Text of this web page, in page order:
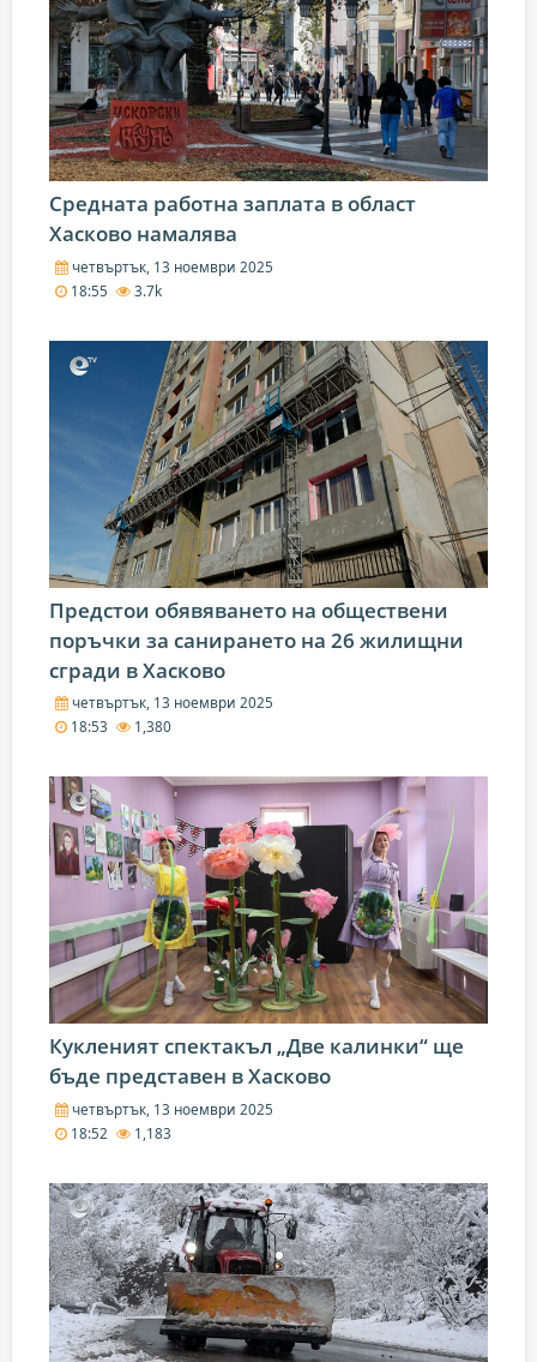
Средната работна заплата в област
Хасково намалява
четвъртък, 13 ноември 2025
18:55
3.7k
Предстои обявяването на обществени
поръчки за санирането на 26 жилищни
сгради в Хасково
четвъртък, 13 ноември 2025
18:53
1,380
Кукленият спектакъл „Две калинки“ ще
бъде представен в Хасково
четвъртък, 13 ноември 2025
18:52
1,183